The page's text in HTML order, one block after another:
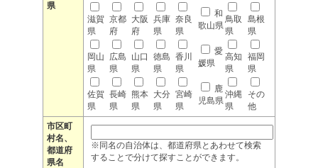
県
滋賀
県
京都
府
大阪
府
兵庫
県
奈良
県
和
歌山県
鳥取
県
島根
県
岡山
県
広島
県
山口
県
徳島
県
香川
県
愛
媛県
高知
県
福岡
県
佐賀
県
長崎
県
熊本
県
大分
県
宮崎
県
鹿
児島県
沖縄
県
その
他
市区町
村名、
都道府
県名
※同名の自治体は、都道府県とあわせて検索
することで分けて探すことができます。